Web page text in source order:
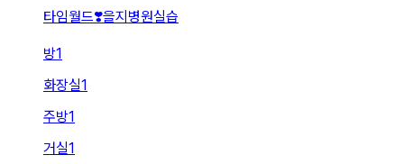
타임월드❣️을지병원실습
방1
화장실1
주방1
거실1